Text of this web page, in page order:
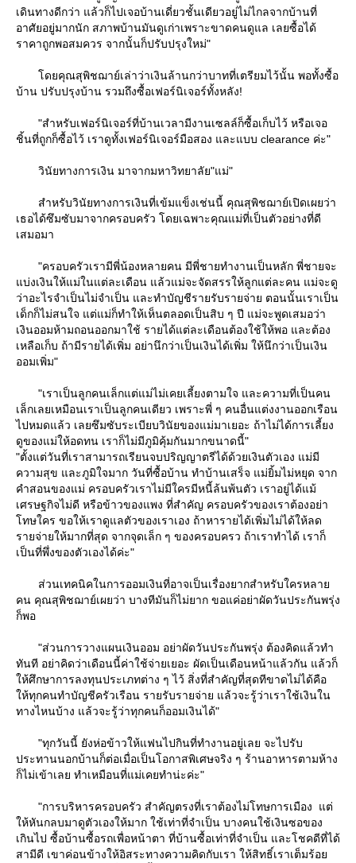
เดินทางดีกว่า แล้วก็ไปเจอบ้านเดี่ยวชั้นเดียวอยู่ไม่ไกลจากบ้านที่
อาศัยอยู่มากนัก สภาพบ้านมันดูเก่าเพราะขาดคนดูแล เลยซื้อได้
ราคาถูกพอสมควร จากนั้นก็ปรับปรุงใหม่"
ดยคุณสุพิชฌาย์เล่าว่าเงินล้านกว่าบาทที่เตรียมไว้นั้น พอทั้งซื้อ
บ้าน ปรับปรุงบ้าน รวมถึงซื้อเฟอร์นิเจอร์ทั้งหลัง!
"สำหรับเฟอร์นิเจอร์ที่บ้านเวลามีงานเซลล์ก็ซื้อเก็บไว้ หรือเจอ
ชิ้นที่ถูกก็ซื้อไว้ เราดูทั้งเฟอร์นิเจอร์มือสอง และแบบ clearance ค่ะ"
วินัยทางการเงิน มาจากมหาวิทยาลัย"แม่"
สำหรับวินัยทางการเงินที่เข้มแข็งเช่นนี้ คุณสุพิชฌาย์เปิดเผยว่า
เธอได้ซึมซับมาจากครอบครัว โดยเฉพาะคุณแม่ที่เป็นตัวอย่างที่ดี
เสมอมา
"ครอบครัวเรามีพี่น้องหลายคน มีพี่ชายทำงานเป็นหลัก พี่ชายจะ
บ่งเงินให้แม่ในแต่ละเดือน แล้วแม่จะจัดสรรให้ลูกแต่ละคน แม่จะดู
ว่าอะไรจำเป็นไม่จำเป็น และทำบัญชีรายรับรายจ่าย ตอนนั้นเราเป็น
เด็กก็ไม่สนใจ แต่แม่ก็ทำให้เห็นตลอดเป็นสิบ ๆ ปี แม่จะพูดเสมอว่า
เงินออมห้ามถอนออกมาใช้ รายได้แต่ละเดือนต้องใช้ให้พอ และต้อง
เหลือเก็บ ถ้ามีรายได้เพิ่ม อย่านึกว่าเป็นเงินได้เพิ่ม ให้นึกว่าเป็นเงิน
ออมเพิ่ม"
"เราเป็นลูกคนเล็กแต่แม่ไม่เคยเลี้ยงตามใจ และความที่เป็นคน
เล็กเลยเหมือนเราเป็นลูกคนเดียว เพราะพี่ ๆ คนอื่นแต่งงานออกเรือน
ไปหมดแล้ว เลยซึมซับระเบียบวินัยของแม่มาเยอะ ถ้าไม่ได้การเลี้ยง
ดูของแม่ให้อดทน เราก็ไม่มีภูมิคุ้มกันมากขนาดนี้"
"ตั้งแต่วันที่เราสามารถเรียนจบปริญญาตรีได้ด้วยเงินตัวเอง แม่มี
ความสุข และภูมิใจมาก วันที่ซื้อบ้าน ทำบ้านเสร็จ แม่ยิ้มไม่หยุด จาก
คำสอนของแม่ ครอบครัวเราไม่มีใครมีหนี้ล้นพ้นตัว เราอยู่ได้แม้
เศรษฐกิจไม่ดี หรือข้าวของแพง ที่สำคัญ ครอบครัวของเราต้องอย่า
ทษใคร ขอให้เราดูแลตัวของเราเอง ถ้าหารายได้เพิ่มไม่ได้ให้ลด
รายจ่ายให้มากที่สุด จากจุดเล็ก ๆ ของครอบครว ถ้าเราทำได้ เราก็
เป็นที่พึ่งของตัวเองได้ค่ะ"
ส่วนเทคนิคในการออมเงินที่อาจเป็นเรื่องยากสำหรับใครหลา
คน คุณสุพิชฌาย์เผยว่า บางทีมันก็ไม่ยาก ขอแค่อย่าผัดวันประกันพรุ่ง
ก็พอ
"ส่วนการวางแผนเงินออม อย่าผัดวันประกันพรุ่ง ต้องคิดแล้วทำ
ทันที อย่าคิดว่าเดือนนี้ค่าใช้จ่ายเยอะ ผัดเป็นเดือนหน้าแล้วกัน แล้วก็
ห้ศึกษาการลงทุนประเภทต่าง ๆ ไว้ สิ่งที่สำคัญที่สุดทีขาดไม่ได้คือ
ห้ทุกคนทำบัญชีครัวเรือน รายรับรายจ่าย แล้วจะรู้ว่าเราใช้เงินใน
ทางไหนบ้าง แล้วจะรู้ว่าทุกคนก็ออมเงินได้"
"ทุกวันนี้ ยังห่อข้าวให้แฟนไปกินที่ทำงานอยู่เลย จะไปรับ
ประทานนอกบ้านก็ต่อเมื่อเป็นโอกาสพิเศษจริง ๆ ร้านอาหารตามห้าง
ก็ไม่เข้าเลย ทำเหมือนที่แม่เคยทำน่ะค่ะ"
"การบริหารครอบครัว สำคัญตรงที่เราต้องไม่โทษการเมือง แต่
ห้หันกลบมาดูตัวเองให้มาก ใช้เท่าที่จำเป็น บางคนใช้เงินซอของ
เกินไป ซื้อบ้านซื้อรถเพื่อหน้าตา ที่บ้านซื้อเท่าที่จำเป็น และโชคดีที่ได้
สามีดี เขาค่อนข้างให้อิสระทางความคิดกับเรา ให้สิทธิ์เราเต็มร้อ